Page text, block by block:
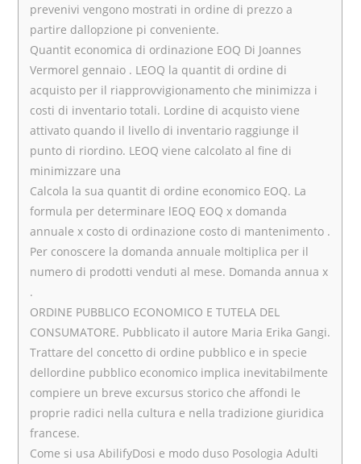
prevenivi vengono mostrati in ordine di prezzo a
partire dallopzione pi conveniente.
Quantit economica di ordinazione EOQ Di Joannes
Vermorel gennaio . LEOQ la quantit di ordine di
acquisto per il riapprovvigionamento che minimizza i
costi di inventario totali. Lordine di acquisto viene
attivato quando il livello di inventario raggiunge il
punto di riordino. LEOQ viene calcolato al fine di
minimizzare una
Calcola la sua quantit di ordine economico EOQ. La
formula per determinare lEOQ EOQ x domanda
annuale x costo di ordinazione costo di mantenimento .
Per conoscere la domanda annuale moltiplica per il
numero di prodotti venduti al mese. Domanda annua x
.
ORDINE PUBBLICO ECONOMICO E TUTELA DEL
CONSUMATORE. Pubblicato il autore Maria Erika Gangi.
Trattare del concetto di ordine pubblico e in specie
dellordine pubblico economico implica inevitabilmente
compiere un breve excursus storico che affondi le
proprie radici nella cultura e nella tradizione giuridica
francese.
Come si usa AbilifyDosi e modo duso Posologia Adulti